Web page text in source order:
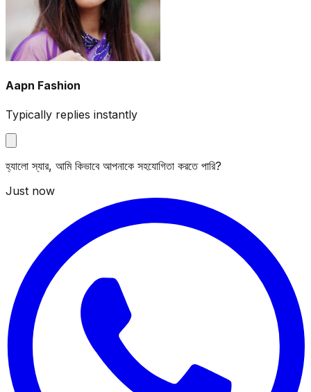
Aapn Fashion
Typically replies instantly
হ্যালো স্যার, আমি কিভাবে আপনাকে সহযোগিতা করতে পারি?
Just now